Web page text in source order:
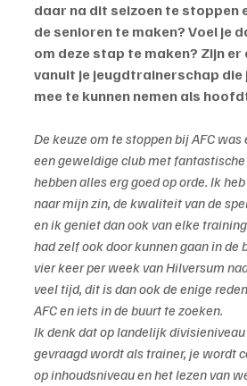
daar na dit seizoen te stoppen
de senioren te maken? Voel je
om deze stap te maken? Zijn
vanuit je jeugdtrainerschap
mee te kunnen nemen als
De keuze om te stoppen bij AFC
een geweldige club met
hebben alles erg goed op orde. Ik
naar mijn zin, de kwaliteit van de
en ik geniet dan ook van elke
had zelf ook door kunnen gaan in de
vier keer per week van Hilversum
veel tijd, dit is dan ook de enige
AFC en iets in de buurt te zoeken.
Ik denk dat op landelijk divisieniveau
gevraagd wordt als trainer, je wordt
op inhoudsniveau en het lezen van